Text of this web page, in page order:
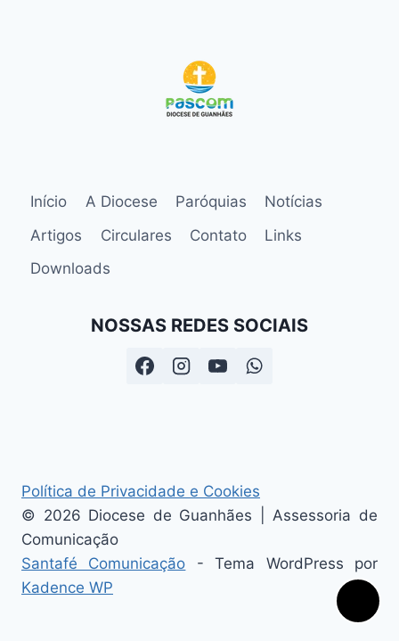
Início A Diocese Paróquias
Notícias
Artigos
Circulares Contato
Links
Downloads
NOSSAS REDES SOCIAIS
Política de Privacidade e Cookies
© 2026 Diocese de Guanhães | Assessoria de
Comunicação
Santafé Comunicação - Tema WordPress por
Kadence WP